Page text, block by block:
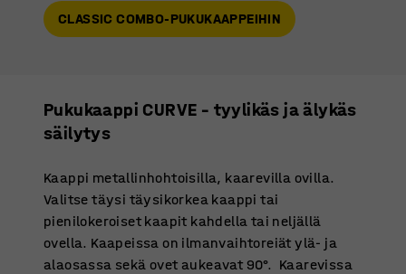
CLASSIC COMBO-PUKUKAAPPEIHIN
Pukukaappi CURVE – tyylikäs ja älykäs
säilytys
Kaappi metallinhohtoisilla, kaarevilla ovilla.
Valitse täysi täysikorkea kaappi tai
pienilokeroiset kaapit kahdella tai neljällä
ovella. Kaapeissa on ilmanvaihtoreiät ylä- ja
alaosassa sekä ovet aukeavat 90°. Kaarevissa